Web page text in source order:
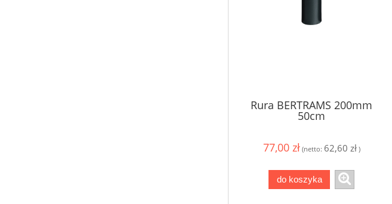
Rura BERTRAMS 200mm
50cm
77,00 zł (netto: 62,60 zł)
do koszyka